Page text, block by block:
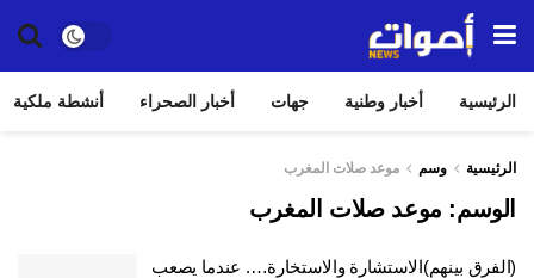
الرئيسية أخبار وطنية جهات أخبار الصحراء أنشطة ملكية
الرئيسية وسم موعد صلات المغرب
الوسم: موعد صلات المغرب
(الفرق بينهم)الاستشارة والاستخارة…. عندما يصعب